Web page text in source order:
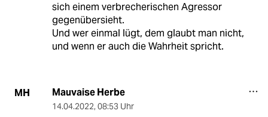
sich einem verbrecherischen Agressor
gegenübersieht.
Und wer einmal lügt, dem glaubt man nicht,
und wenn er auch die Wahrheit spricht.
MH Mauvaise Herbe
14.04.2022, 08:53 Uhr